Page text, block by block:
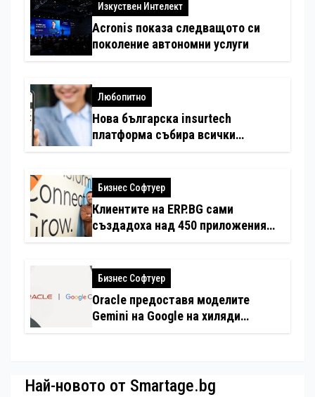
Изкуствен Интелект
Acronis показа следващото си
поколение автономни услуги
Любопитно
Нова българска insurtech
платформа събира всички
Бизнес Софтуер
Клиентите на ERP.BG сами
създадоха над 450 приложения
интелект
Бизнес Софтуер
Oracle предоставя моделите
Gemini на Google на хиляди
Най-новото от Smartage.bg